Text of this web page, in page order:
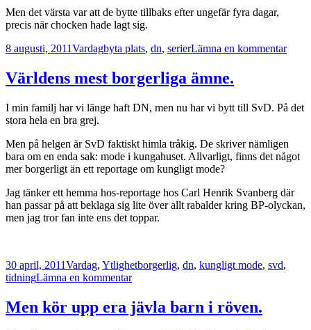
Men det värsta var att de bytte tillbaks efter ungefär fyra dagar,
precis när chocken hade lagt sig.
Postat
8 augusti, 2011Kategorier
VardagTaggar
byta plats, dn, serierLämna en kommentartill
Världens mest borgerliga ämne.
I min familj har vi länge haft DN, men nu har vi bytt till SvD. På det
stora hela en bra grej.
Men på helgen är SvD faktiskt himla tråkig. De skriver nämligen
bara om en enda sak: mode i kungahuset. Allvarligt, finns det något
mer borgerligt än ett reportage om kungligt mode?
Jag tänker ett hemma hos-reportage hos Carl Henrik Svanberg där
han passar på att beklaga sig lite över allt rabalder kring BP-olyckan,
men jag tror fan inte ens det toppar.
Postat
30 april, 2011Kategorier
Vardag, YtlighetTaggar
borgerlig, dn, kungligt mode, svd,
tidningLämna en kommentartill
mest
borgerliga
Men kör upp era jävla barn i röven.